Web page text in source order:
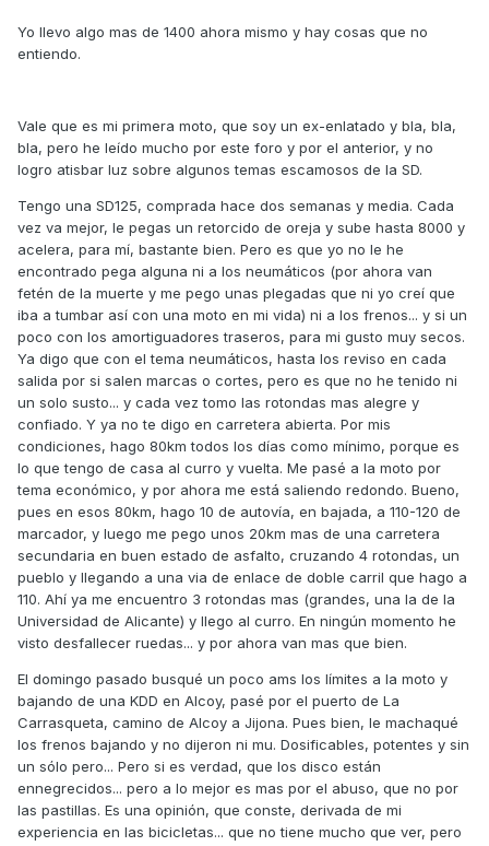
Yo llevo algo mas de 1400 ahora mismo y hay cosas que no
entiendo.
Vale que es mi primera moto, que soy un ex-enlatado y bla, bla,
bla, pero he leído mucho por este foro y por el anterior, y no
logro atisbar luz sobre algunos temas escamosos de la SD.
Tengo una SD125, comprada hace dos semanas y media. Cada
vez va mejor, le pegas un retorcido de oreja y sube hasta 8000 y
acelera, para mí, bastante bien. Pero es que yo no le he
encontrado pega alguna ni a los neumáticos (por ahora van
fetén de la muerte y me pego unas plegadas que ni yo creí que
iba a tumbar así con una moto en mi vida) ni a los frenos... y si un
poco con los amortiguadores traseros, para mi gusto muy secos.
Ya digo que con el tema neumáticos, hasta los reviso en cada
salida por si salen marcas o cortes, pero es que no he tenido ni
un solo susto... y cada vez tomo las rotondas mas alegre y
confiado. Y ya no te digo en carretera abierta. Por mis
condiciones, hago 80km todos los días como mínimo, porque es
lo que tengo de casa al curro y vuelta. Me pasé a la moto por
tema económico, y por ahora me está saliendo redondo. Bueno,
pues en esos 80km, hago 10 de autovía, en bajada, a 110-120 de
marcador, y luego me pego unos 20km mas de una carretera
secundaria en buen estado de asfalto, cruzando 4 rotondas, un
pueblo y llegando a una via de enlace de doble carril que hago a
110. Ahí ya me encuentro 3 rotondas mas (grandes, una la de la
Universidad de Alicante) y llego al curro. En ningún momento he
visto desfallecer ruedas... y por ahora van mas que bien.
El domingo pasado busqué un poco ams los límites a la moto y
bajando de una KDD en Alcoy, pasé por el puerto de La
Carrasqueta, camino de Alcoy a Jijona. Pues bien, le machaqué
los frenos bajando y no dijeron ni mu. Dosificables, potentes y sin
un sólo pero... Pero si es verdad, que los disco están
ennegrecidos... pero a lo mejor es mas por el abuso, que no por
las pastillas. Es una opinión, que conste, derivada de mi
experiencia en las bicicletas... que no tiene mucho que ver, pero